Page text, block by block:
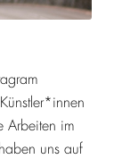
Arbeiten im
uns auf